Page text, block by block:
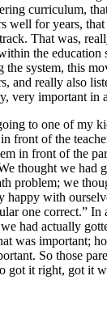
curriculum,
well for years,
That was,
the
the system, this
and really also
very important in
to one of my
front of the
in front of the
thought we had
problem; we
happy with
one correct.” In
had actually
was important;
So those
got it right, got it